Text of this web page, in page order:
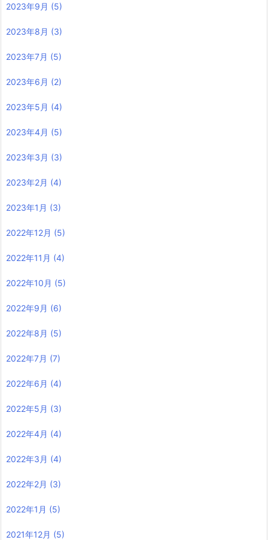
2023年9月 (5)
2023年8月 (3)
2023年7月 (5)
2023年6月 (2)
2023年5月 (4)
2023年4月 (5)
2023年3月 (3)
2023年2月 (4)
2023年1月 (3)
2022年12月 (5)
2022年11月 (4)
2022年10月 (5)
2022年9月 (6)
2022年8月 (5)
2022年7月 (7)
2022年6月 (4)
2022年5月 (3)
2022年4月 (4)
2022年3月 (4)
2022年2月 (3)
2022年1月 (5)
2021年12月 (5)